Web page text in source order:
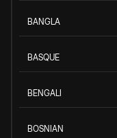
BANGLA
BASQUE
BENGALI
BOSNIAN